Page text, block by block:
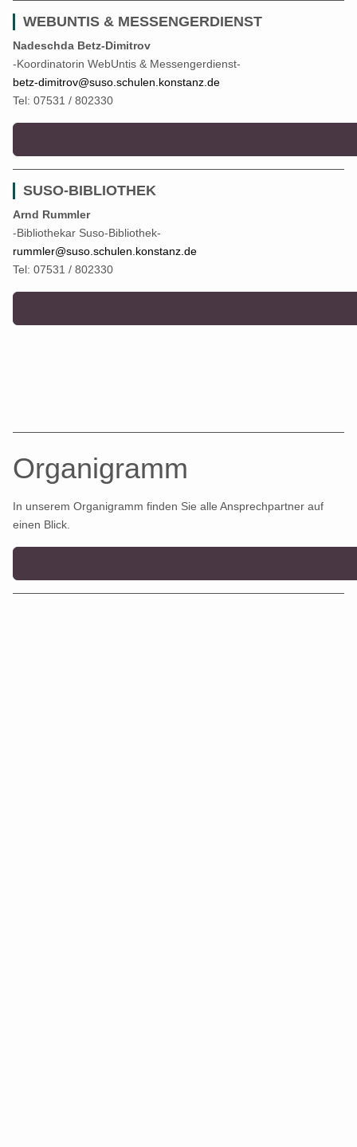
WEBUNTIS & MESSENGERDIENST
Nadeschda Betz-Dimitrov
-Koordinatorin WebUntis & Messengerdienst-
betz-dimitrov@suso.schulen.konstanz.de
Tel: 07531 / 802330
SUSO-BIBLIOTHEK
Arnd Rummler
-Bibliothekar Suso-Bibliothek-
rummler@suso.schulen.konstanz.de
Tel: 07531 / 802330
Organigramm
In unserem Organigramm finden Sie alle Ansprechpartner auf
einen Blick.